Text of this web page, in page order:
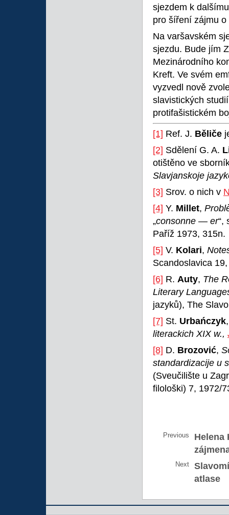
sjezdem k
pro šíření zájmu
Na varšavském
sjezdu. Bude jím
Mezinárodního
Kreft. Ve svém
vyzvedl nově
slavistických
protifašistickém
[1] Ref. J. Běliče
[2] Sdělení G. A.
otištěno ve
Slavjanskoje
[3] Srov. o nich v
[4] Y. Millet,
„consonne — er“,
Paříž 1973, 315n.
[5] V. Kolari,
Scandoslavica
[6] R. Auty, The
Literary
jazyků), The
[7] St. Urbańczyk
literackich XIX w.,
[8] D. Brozović,
standardizacije u
(Sveučilište u
filološki) 7, 1972/
Previous
Helena
Next
atlase